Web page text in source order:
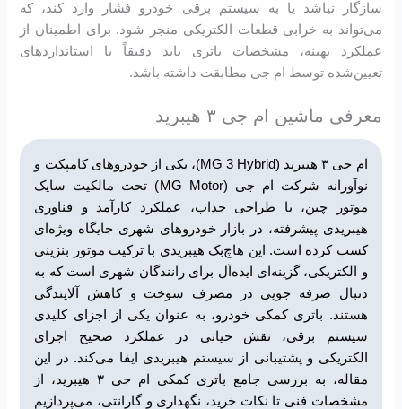
سازگار نباشد یا به سیستم برقی خودرو فشار وارد کند، که
می‌تواند به خرابی قطعات الکتریکی منجر شود. برای اطمینان از
عملکرد بهینه، مشخصات باتری باید دقیقاً با استانداردهای
تعیین‌شده توسط ام جی مطابقت داشته باشد.
معرفی ماشین ام جی ۳ هیبرید
ام جی ۳ هیبرید (MG 3 Hybrid)، یکی از خودروهای کامپکت و
نوآورانه شرکت ام جی (MG Motor) تحت مالکیت سایک
موتور چین، با طراحی جذاب، عملکرد کارآمد و فناوری
هیبریدی پیشرفته، در بازار خودروهای شهری جایگاه ویژه‌ای
کسب کرده است. این هاچ‌بک هیبریدی با ترکیب موتور بنزینی
و الکتریکی، گزینه‌ای ایده‌آل برای رانندگان شهری است که به
دنبال صرفه جویی در مصرف سوخت و کاهش آلایندگی
هستند. باتری کمکی خودرو، به عنوان یکی از اجزای کلیدی
سیستم برقی، نقش حیاتی در عملکرد صحیح اجزای
الکتریکی و پشتیبانی از سیستم هیبریدی ایفا می‌کند. در این
مقاله، به بررسی جامع باتری کمکی ام جی ۳ هیبرید، از
مشخصات فنی تا نکات خرید، نگهداری و گارانتی، می‌پردازیم